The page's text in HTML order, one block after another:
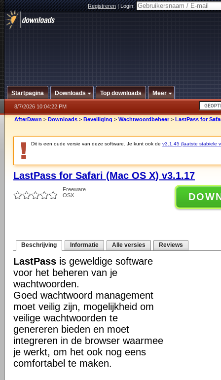
Registreren|Login:
Startpagina Downloads Top downloads Meer
8/7/2026 10:04:22 PM
AfterDawn > Downloads > Beveiliging > Wachtwoordbeheer > LastPass for
Dit is een oude versie van deze software. Je kunt ook de v3.1.45 (laatste stabiele
LastPass for Safari (Mac OS X) v3.1.17
Freeware
OSX
Beschrijving Informatie Alle versies Reviews
LastPass is geweldige software
voor het beheren van je
wachtwoorden.
Goed wachtwoord management
moet veilig zijn, mogelijkheid om
veilige wachtwoorden te
genereren bieden en moet
integreren in de browser waarmee
je werkt, om het ook nog eens
comfortabel te maken.